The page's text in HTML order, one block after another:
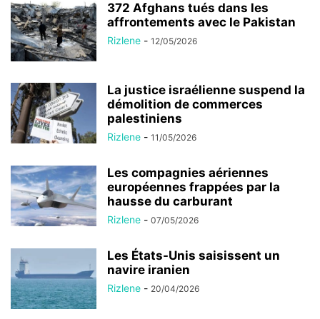
372 Afghans tués dans les
affrontements avec le Pakistan
Rizlene - 12/05/2026
La justice israélienne suspend la
démolition de commerces
palestiniens
Rizlene - 11/05/2026
Les compagnies aériennes
européennes frappées par la
hausse du carburant
Rizlene - 07/05/2026
Les États-Unis saisissent un
navire iranien
Rizlene - 20/04/2026